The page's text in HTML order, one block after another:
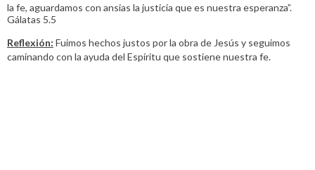
la fe, aguardamos con ansias la justicia que es nuestra esperanza”.
Gálatas 5.5
Reflexión: Fuimos hechos justos por la obra de Jesús y seguimos
caminando con la ayuda del Espíritu que sostiene nuestra fe.